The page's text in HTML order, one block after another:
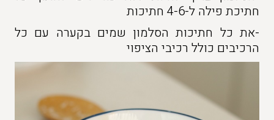
חתיכת פילה ל-4-6 חתיכות
-את כל חתיכות הסלמון שמים בקערה עם כל
הרכיבים כולל רכיבי הציפוי